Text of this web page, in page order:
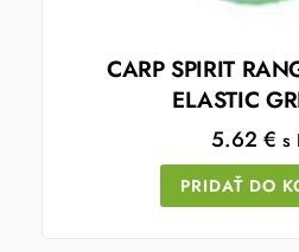
CARP SPIRIT
ELASTIC
5.62€ s
PRIDAŤ DO